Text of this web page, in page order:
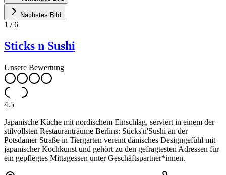
Nächstes Bild
1 /6
Sticks n Sushi
Unsere Bewertung
4.5
Japanische Küche mit nordischem Einschlag, serviert in einem der
stilvollsten Restauranträume Berlins: Sticks'n'Sushi an der
Potsdamer Straße in Tiergarten vereint dänisches Designgefühl mit
japanischer Kochkunst und gehört zu den gefragtesten Adressen für
ein gepflegtes Mittagessen unter Geschäftspartner*innen.